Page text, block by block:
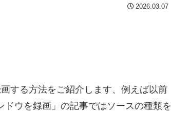
2026.03.07
する方法をご紹介します、例えば以前
ウを録画」の記事ではソースの種類を